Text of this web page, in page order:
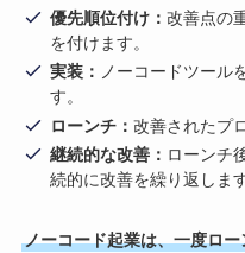
優先順位付け：改善点の
を付けます。
実装： ノーコードツール
す。
ローンチ：改善されたプ
継続的な改善： ローンチ
続的に改善を繰り返します
ノーコード起業は、一度ロ